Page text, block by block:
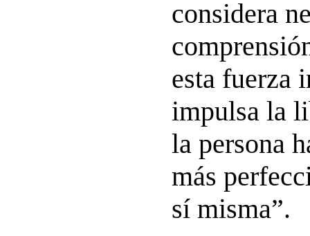
considera
esta fuerza
impulsa la
la persona
más
sí misma”.